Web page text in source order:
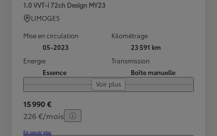
1.0 VVT-i 72ch Design MY23
LIMOGES
Mise en circulation
05-2023
Kilométrage
23 591 km
Energie
Essence
Transmission
Boîte manuelle
Voir plus
15 990 €
226 €/mois
En savoir plus